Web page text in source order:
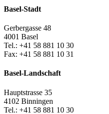
Basel-Stadt
Gerbergasse 48
4001 Basel
Tel.: +41 58 881 10 30
Fax: +41 58 881 10 31
Basel-Landschaft
Hauptstrasse 35
4102 Binningen
Tel.: +41 58 881 10 30